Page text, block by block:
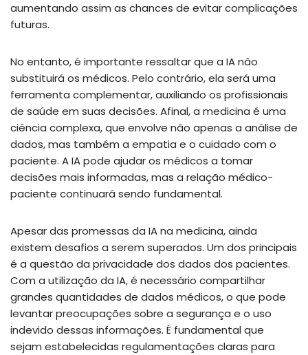
aumentando assim as chances de evitar complicações
futuras.
No entanto, é importante ressaltar que a IA não
substituirá os médicos. Pelo contrário, ela será uma
ferramenta complementar, auxiliando os profissionais
de saúde em suas decisões. Afinal, a medicina é uma
ciência complexa, que envolve não apenas a análise de
dados, mas também a empatia e o cuidado com o
paciente. A IA pode ajudar os médicos a tomar
decisões mais informadas, mas a relação médico-
paciente continuará sendo fundamental.
Apesar das promessas da IA na medicina, ainda
existem desafios a serem superados. Um dos principais
é a questão da privacidade dos dados dos pacientes.
Com a utilização da IA, é necessário compartilhar
grandes quantidades de dados médicos, o que pode
levantar preocupações sobre a segurança e o uso
indevido dessas informações. É fundamental que
sejam estabelecidas regulamentações claras para